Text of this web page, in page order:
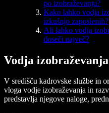
po izobraževanju?
Kako lahko vodja
izkušnjo zaposlenih?
Ali lahko vodja
doseči največ?
Vodja
V središču kadrovske službe in
vloga vodje izobraževanja in
predstavlja njegove naloge,